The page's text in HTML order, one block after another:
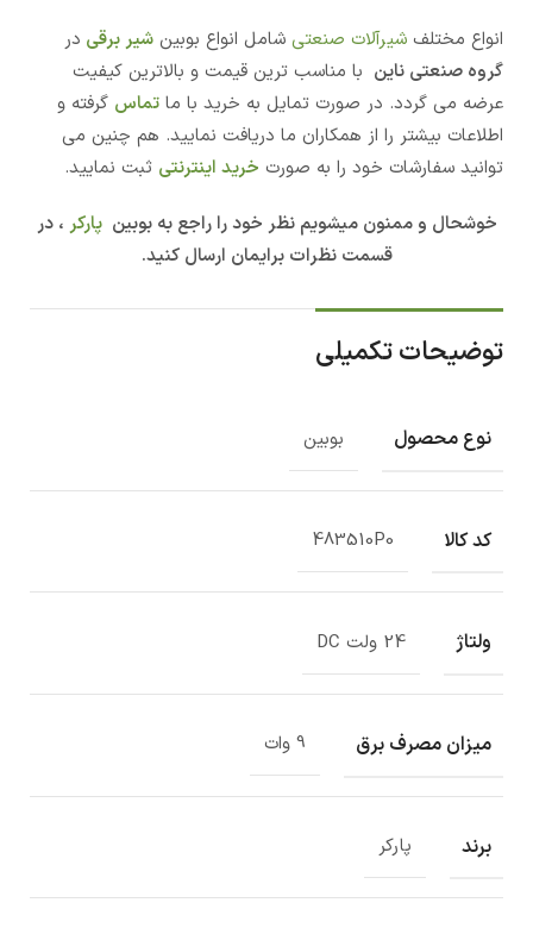
انواع مختلف شیرآلات صنعتی شامل انواع بوبین شیر برقی در
گروه صنعتی ناین با مناسب ترین قیمت و بالاترین کیفیت
عرضه می گردد. در صورت تمایل به خرید با ما تماس گرفته و
اطلاعات بیشتر را از همکاران ما دریافت نمایید. هم چنین می
توانید سفارشات خود را به صورت خرید اینترنتی ثبت نمایید.
خوشحال و ممنون میشویم نظر خود را راجع به بوبینپارکر ، در
قسمت نظرات برایمان ارسال کنید.
توضیحات تکمیلی
نوع محصول بوبین
کد کالا 483510P0
ولتاژ 24 ولت DC
میزان مصرف برق 9 وات
برند پارکر